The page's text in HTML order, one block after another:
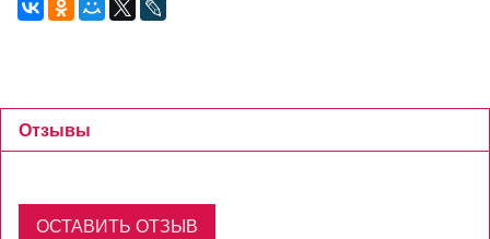
Отзывы
ОСТАВИТЬ ОТЗЫВ